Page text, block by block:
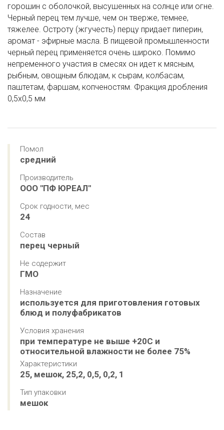
горошин с оболочкой, высушенных на солнце или огне.
Черный перец тем лучше, чем он тверже, темнее,
тяжелее. Остроту (жгучесть) перцу придает пиперин,
аромат - эфирные масла. В пищевой промышленности
черный перец применяется очень широко. Помимо
непременного участия в смесях он идет к мясным,
рыбным, овощным блюдам, к сырам, колбасам,
паштетам, фаршам, копченостям. Фракция дробления
0,5х0,5 мм
Помол
средний
Производитель
ООО "ПФ ЮРЕАЛ"
Срок годности, мес
24
Состав
перец черный
Не содержит
ГМО
Назначение
используется для приготовления готовых
блюд и полуфабрикатов
Условия хранения
при температуре не выше +20С и
относительной влажности не более 75%
Характеристики
25, мешок, 25,2, 0,5, 0,2, 1
Тип упаковки
мешок